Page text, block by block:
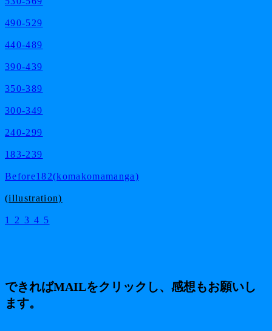
490-529
440-489
390-439
350-389
300-349
240-299
183-239
Before182(komakomamanga)
(illustration)
1 2 3 4 5
できればMAILをクリックし、感想もお願いし
ます。